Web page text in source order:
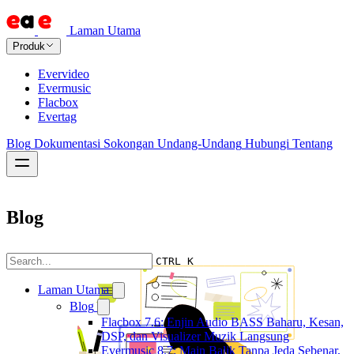
Laman Utama
Produk
Evervideo
Evermusic
Flacbox
Evertag
Blog Dokumentasi Sokongan Undang-Undang Hubungi Tentang
CTRL K
Laman Utama
Blog
Flacbox 7.6: Enjin Audio BASS Baharu, Kesan,
DSP, dan Visualizer Muzik Langsung
Evermusic 8.7: Main Balik Tanpa Jeda Sebenar,
Blog